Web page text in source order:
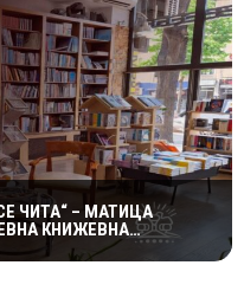
ЧИТА“ – МАТИЦА
КНИЖЕВНА